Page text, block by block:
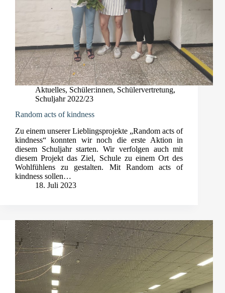
Aktuelles, Schüler:innen, Schülervertretung,
Schuljahr 2022/23
Random acts of kindness
Zu einem unserer Lieblingsprojekte „Random acts of
kindness“ konnten wir noch die erste Aktion in
diesem Schuljahr starten. Wir verfolgen auch mit
diesem Projekt das Ziel, Schule zu einem Ort des
Wohlfühlens zu gestalten. Mit Random acts of
kindness sollen…
18. Juli 2023